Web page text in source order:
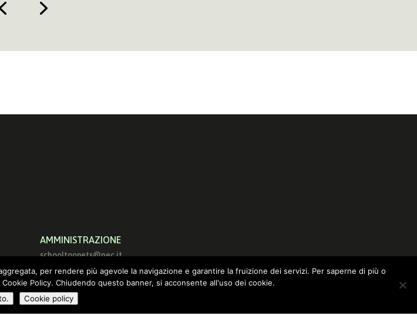
AMMINISTRAZIONE
schooltoonets@pec.it
info@schooltoon.com
per rendere più agevole la navigazione e garantire la fruizione dei servizi. Per saperne di più o
Policy. Chiudendo questo banner, si acconsente all'uso dei cookie.
Cookie policy